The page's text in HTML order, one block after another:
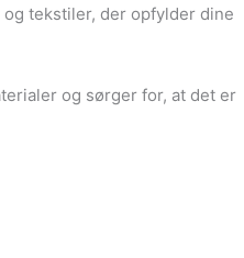
tekstiler, der opfylder dine
og sørger for, at det er